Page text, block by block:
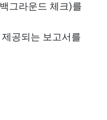
그라운드 체크)를
공되는 보고서를